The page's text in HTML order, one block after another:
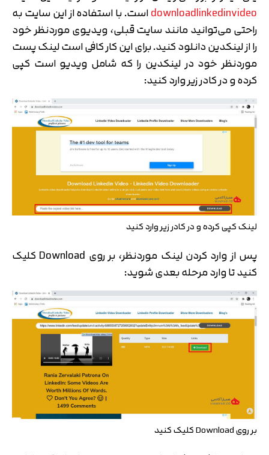
downloadlinkedinvideoاست. با استفاده از این سایت به
راحتی می‌توانید مانند سایت قبلی، ویدیوی موردنظر خود
را از لینکدین دانلود کنید. برای این کار کافی است لینک پست
موردنظر خود در لینکدین را که شامل ویدیو است کپی
کرده و در کادر زیر وارد کنید:
لینک کپی کرده و در کادر زیر وارد کنید
پس از وارد کردن لینک موردنظر، بر روی Download کلیک
کنید تا وارد مرحله بعدی شوید:
بر روی Download کلیک کنید